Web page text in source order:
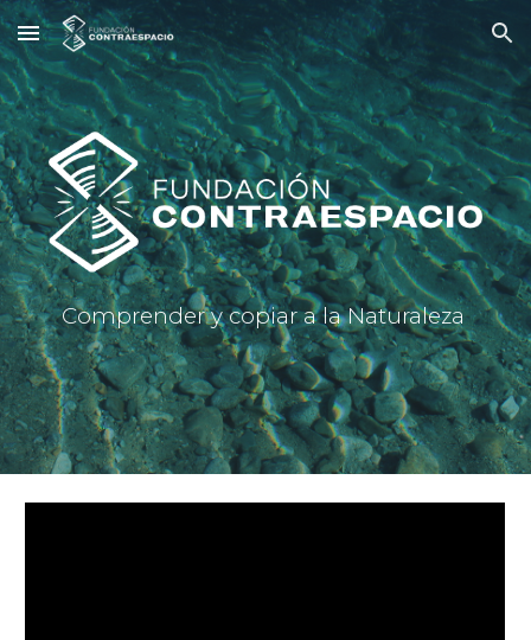
Skip to main content Skip to navigation
Comprender y copiar a la Naturaleza